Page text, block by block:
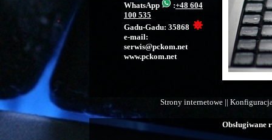
WhatsApp :+48 604
100 535
Gadu-Gadu: 35868
e-mail:
serwis@pckom.net
www.pckom.net
Strony internetowe ||
Obsługiwane